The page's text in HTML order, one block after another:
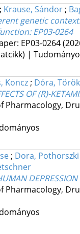
; Krause, Sándor;
genetic
: EP03-0264
EP03-0264
|
Koncz; Dóra, Török
OF (R)-
Pharmacology,
; Dora, Pothorszki
DEPRESSION
Pharmacology,